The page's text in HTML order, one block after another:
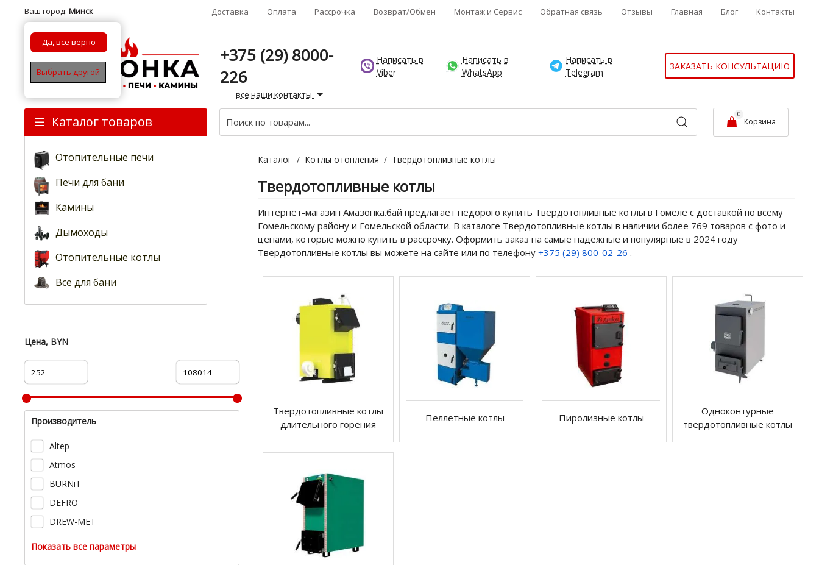
Ваш город: Минск
Да, все верно
Выбрать другой
Доставка Оплата Рассрочка Возврат/Обмен Монтаж и Сервис Обратная связь Отзывы Главная Блог Контакты
+375 (29) 8000-
226
все наши контакты
Написать в
Viber
Написать в
WhatsApp
Написать в
Telegram
ЗАКАЗАТЬ КОНСУЛЬТАЦИЮ
Каталог товаров
Отопительные печи
Печи для бани
Камины
Дымоходы
Отопительные котлы
Все для бани
0
Корзина
Цена, BYN
Производитель
Altep
Atmos
BURNiT
DEFRO
DREW-MET
Показать все параметры
Каталог / Котлы отопления / Твердотопливные котлы
Твердотопливные котлы
Интернет-магазин Амазонка.бай предлагает недорого купить Твердотопливные котлы в Гомеле с доставкой по всему
Гомельскому району и Гомельской области. В каталоге Твердотопливные котлы в наличии более 769 товаров с фото и
ценами, которые можно купить в рассрочку. Оформить заказ на самые надежные и популярные в 2024 году
Твердотопливные котлы вы можете на сайте или по телефону +375 (29) 800-02-26 .
Твердотопливные котлы
длительного горения
Пеллетные котлы Пиролизные котлы
Одноконтурные
твердотопливные котлы